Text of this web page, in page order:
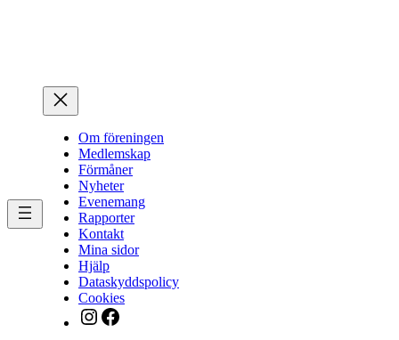
Om föreningen
Medlemskap
Förmåner
Nyheter
Evenemang
Rapporter
Kontakt
Mina sidor
Hjälp
Dataskyddspolicy
Cookies
Instagram
Facebook